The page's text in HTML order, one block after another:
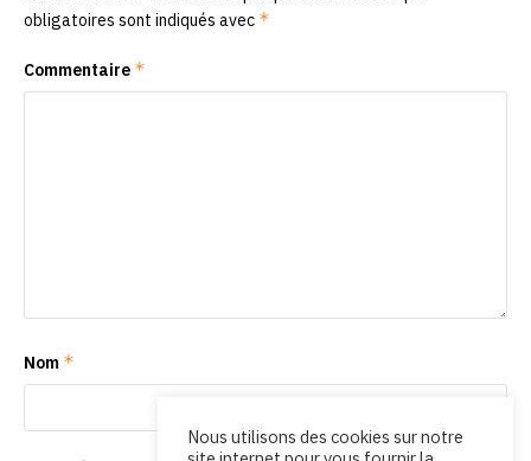
obligatoires sont indiqués avec *
Commentaire *
Nom *
Nous utilisons des cookies sur notre